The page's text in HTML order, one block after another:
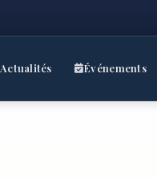
Actualités Événements